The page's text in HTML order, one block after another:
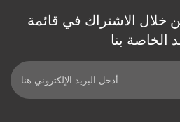
خلال الاشتراك في قائمة
الخاصة بنا